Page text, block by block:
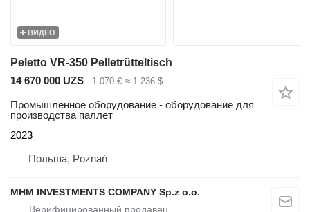
ВИДЕО
Peletto VR-350 Pelletrütteltisch
14 670 000 UZS
1 070 € ≈ 1 236 $
Промышленное оборудование - оборудование для
производства паллет
2023
Польша, Poznań
MHM INVESTMENTS COMPANY Sp.z o.o.